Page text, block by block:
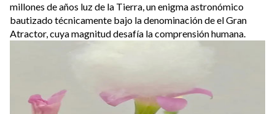
millones de años luz de la Tierra, un enigma astronómico
bautizado técnicamente bajo la denominación de el Gran
Atractor, cuya magnitud desafía la comprensión humana.